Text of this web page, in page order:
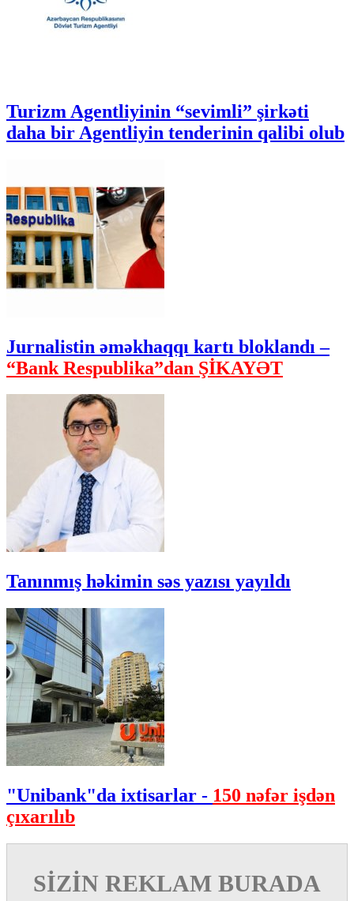
Turizm Agentliyinin “sevimli” şirkəti
daha bir Agentliyin tenderinin qalibi olub
Jurnalistin əməkhaqqı kartı bloklandı –
“Bank Respublika”dan ŞİKAYƏT
Tanınmış həkimin səs yazısı yayıldı
"Unibank"da ixtisarlar - 150 nəfər işdən
çıxarılıb
SİZİN REKLAM BURADA